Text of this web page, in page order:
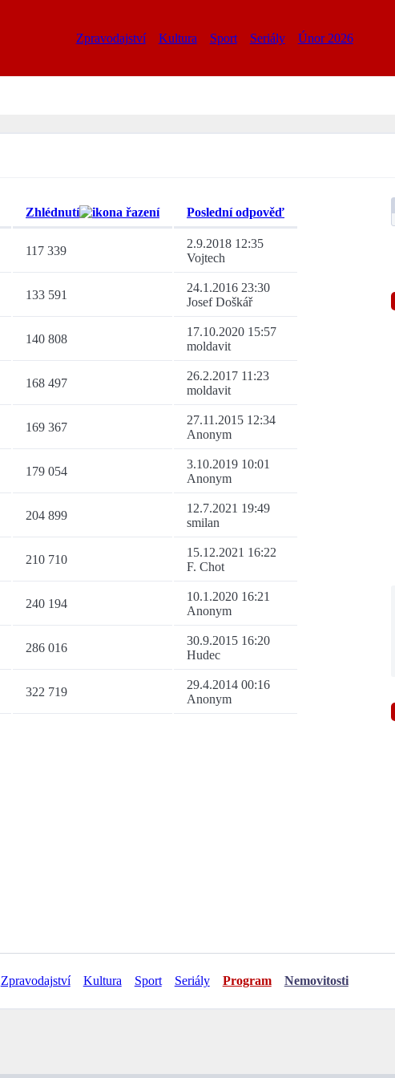
Zpravodajství Kultura Sport Seriály Únor 2026
Zhlédnutí Poslední odpověď
117 339
2.9.2018 12:35
Vojtech
133 591
24.1.2016 23:30
Josef Doškář
140 808
17.10.2020 15:57
moldavit
168 497
26.2.2017 11:23
moldavit
169 367
27.11.2015 12:34
Anonym
179 054
3.10.2019 10:01
Anonym
204 899
12.7.2021 19:49
smilan
210 710
15.12.2021 16:22
F. Chot
240 194
10.1.2020 16:21
Anonym
286 016
30.9.2015 16:20
Hudec
322 719
29.4.2014 00:16
Anonym
Zpravodajství Kultura Sport Seriály Program Nemovitosti